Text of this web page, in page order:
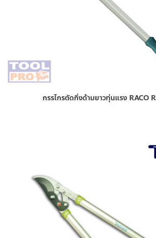
กรรไกรตัดกิ่งด้ามยาวทุ่นแรง RACO